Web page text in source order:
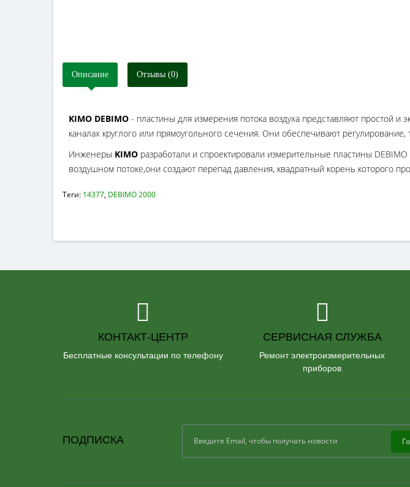
Описание Отзывы (0)
KIMO DEBIMO - пластины для измерения потока воздуха представляют простой
каналах круглого или прямоугольного сечения. Они обеспечивают
Инженеры KIMO разработали и спроектировали измерительные пластины
воздушном потоке,они создают перепад давления, квадратный корень которого
Теги: 14377, DEBIMO 2000
КОНТАКТ-ЦЕНТР
Бесплатные консультации по телефону
СЕРВИСНАЯ СЛУЖБА
Ремонт электроизмерительных
приборов
ПОДПИСКА